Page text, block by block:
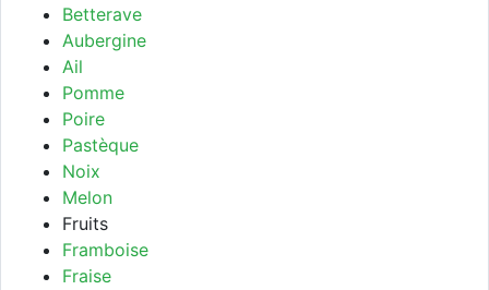
Betterave
Aubergine
Ail
Pomme
Poire
Pastèque
Noix
Melon
Fruits
Framboise
Fraise